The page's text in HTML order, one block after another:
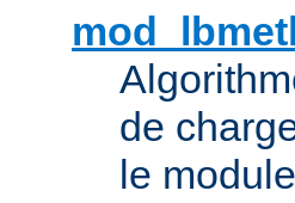
de
le module